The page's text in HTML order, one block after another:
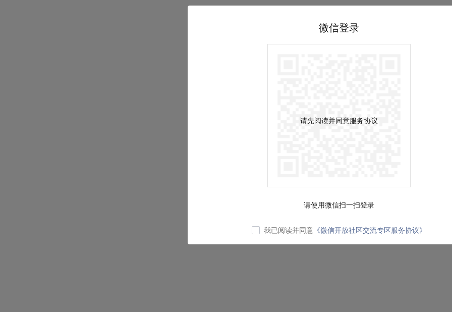
微信登录
请先阅读并同意服务协议
请使用微信扫一扫登录
我已阅读并同意 《微信开放社区交流专区服务协议》